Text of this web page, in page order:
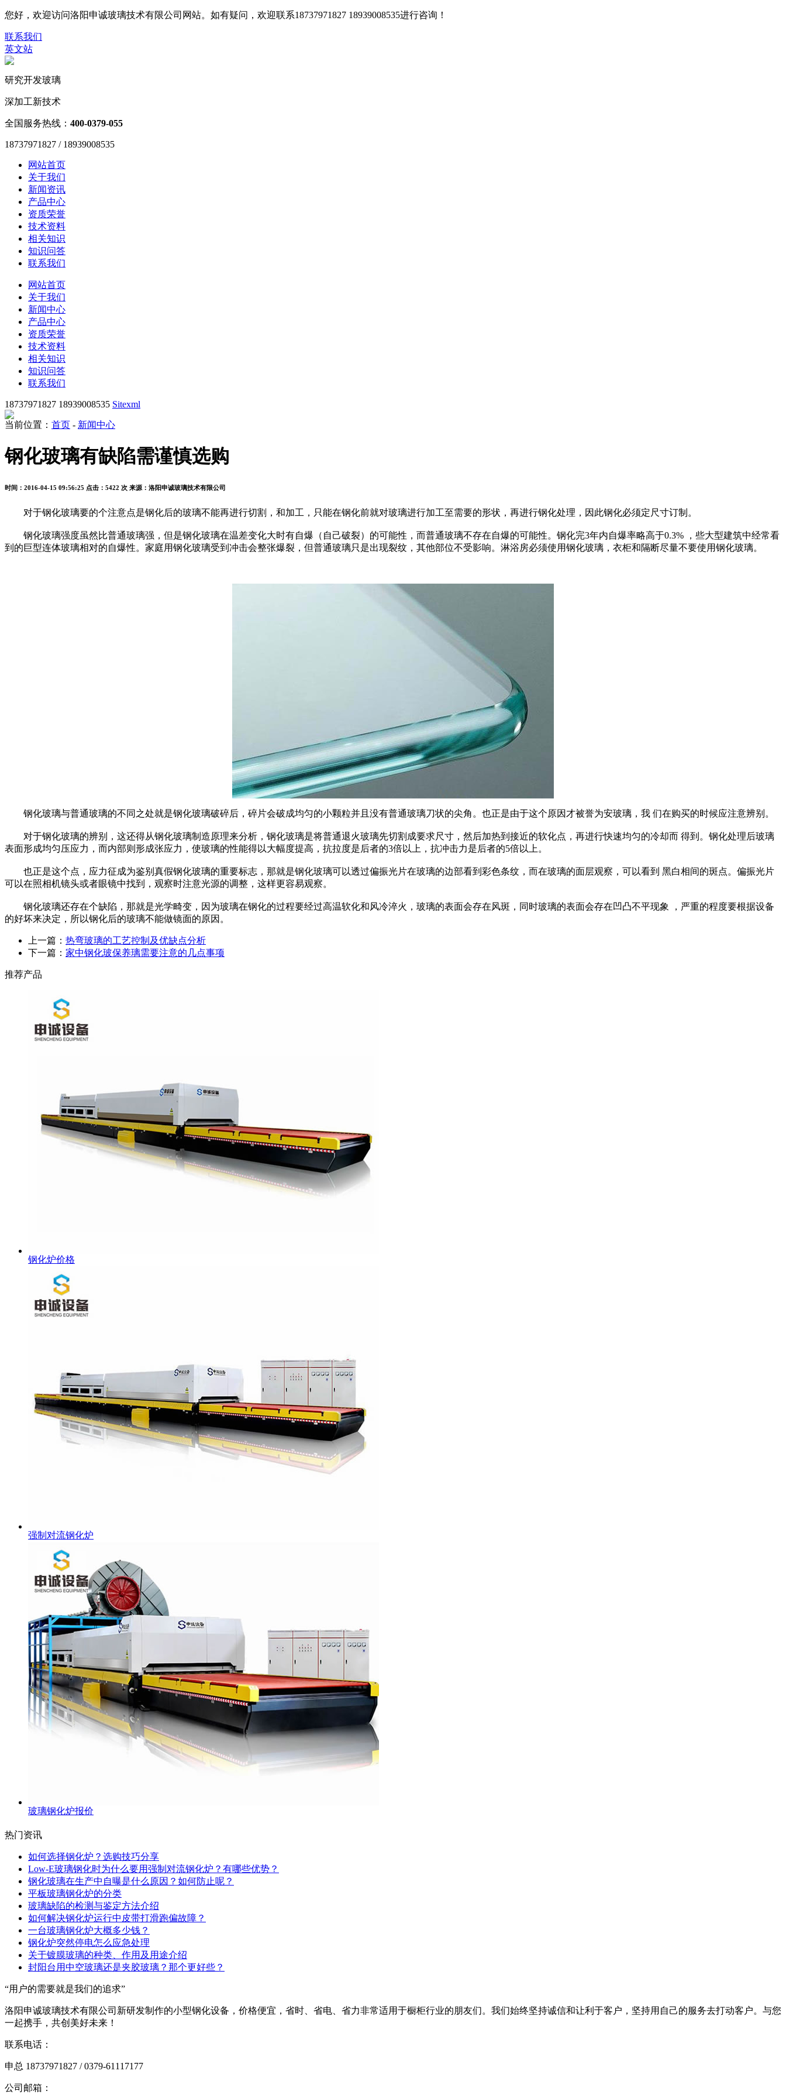
您好，欢迎访问洛阳申诚玻璃技术有限公司网站。如有疑问，欢迎联系18737971827 18939008535进行咨询！
联系我们
英文站
研究开发玻璃
深加工新技术
全国服务热线： 400-0379-055
18737971827 / 18939008535
网站首页
关于我们
新闻资讯
产品中心
资质荣誉
技术资料
相关知识
知识问答
联系我们
网站首页
关于我们
新闻中心
产品中心
资质荣誉
技术资料
相关知识
知识问答
联系我们
18737971827 18939008535 Sitexml
当前位置： 首页 - 新闻中心
钢化玻璃有缺陷需谨慎选购
时间：2016-04-15 09:56:25 点击：5422 次 来源：洛阳申诚玻璃技术有限公司
对于钢化玻璃要的个注意点是钢化后的玻璃不能再进行切割，和加工，只能在钢化前就对玻璃进行加工至需要的形状，再进行钢化处理，因此钢化必须定尺寸订制。
钢化玻璃强度虽然比普通玻璃强，但是钢化玻璃在温差变化大时有自爆（自己破裂）的可能性，而普通玻璃不存在自爆的可能性。钢化完3年内自爆率略高于0.3% ，些大型建筑中经常看
到的巨型连体玻璃相对的自爆性。家庭用钢化玻璃受到冲击会整张爆裂，但普通玻璃只是出现裂纹，其他部位不受影响。淋浴房必须使用钢化玻璃，衣柜和隔断尽量不要使用钢化玻璃。
钢化玻璃与普通玻璃的不同之处就是钢化玻璃破碎后，碎片会破成均匀的小颗粒并且没有普通玻璃刀状的尖角。也正是由于这个原因才被誉为安玻璃，我 们在购买的时候应注意辨别。
对于钢化玻璃的辨别，这还得从钢化玻璃制造原理来分析，钢化玻璃是将普通退火玻璃先切割成要求尺寸，然后加热到接近的软化点，再进行快速均匀的冷却而 得到。钢化处理后玻璃
表面形成均匀压应力，而内部则形成张应力，使玻璃的性能得以大幅度提高，抗拉度是后者的3倍以上，抗冲击力是后者的5倍以上。
也正是这个点，应力征成为鉴别真假钢化玻璃的重要标志，那就是钢化玻璃可以透过偏振光片在玻璃的边部看到彩色条纹，而在玻璃的面层观察，可以看到 黑白相间的斑点。偏振光片
可以在照相机镜头或者眼镜中找到，观察时注意光源的调整，这样更容易观察。
钢化玻璃还存在个缺陷，那就是光学畸变，因为玻璃在钢化的过程要经过高温软化和风冷淬火，玻璃的表面会存在风斑，同时玻璃的表面会存在凹凸不平现象 ，严重的程度要根据设备
的好坏来决定，所以钢化后的玻璃不能做镜面的原因。
上一篇： 热弯玻璃的工艺控制及优缺点分析
下一篇： 家中钢化玻保养璃需要注意的几点事项
推荐产品
钢化炉价格
强制对流钢化炉
玻璃钢化炉报价
热门资讯
如何选择钢化炉？选购技巧分享
Low-E玻璃钢化时为什么要用强制对流钢化炉？有哪些优势？
钢化玻璃在生产中自曝是什么原因？如何防止呢？
平板玻璃钢化炉的分类
玻璃缺陷的检测与鉴定方法介绍
如何解决钢化炉运行中皮带打滑跑偏故障？
一台玻璃钢化炉大概多少钱？
钢化炉突然停电怎么应急处理
关于镀膜玻璃的种类、作用及用途介绍
封阳台用中空玻璃还是夹胶玻璃？那个更好些？
“用户的需要就是我们的追求”
洛阳申诚玻璃技术有限公司新研发制作的小型钢化设备，价格便宜，省时、省电、省力非常适用于橱柜行业的朋友们。我们始终坚持诚信和让利于客户，坚持用自己的服务去打动客户。与您
一起携手，共创美好未来！
联系电话：
申总 18737971827 / 0379-61117177
公司邮箱：